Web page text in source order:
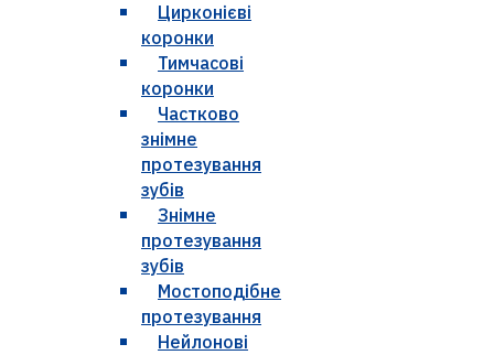
Цирконієві
коронки
Тимчасові
коронки
Частково
знімне
протезування
зубів
Знімне
протезування
зубів
Мостоподібне
протезування
Нейлонові